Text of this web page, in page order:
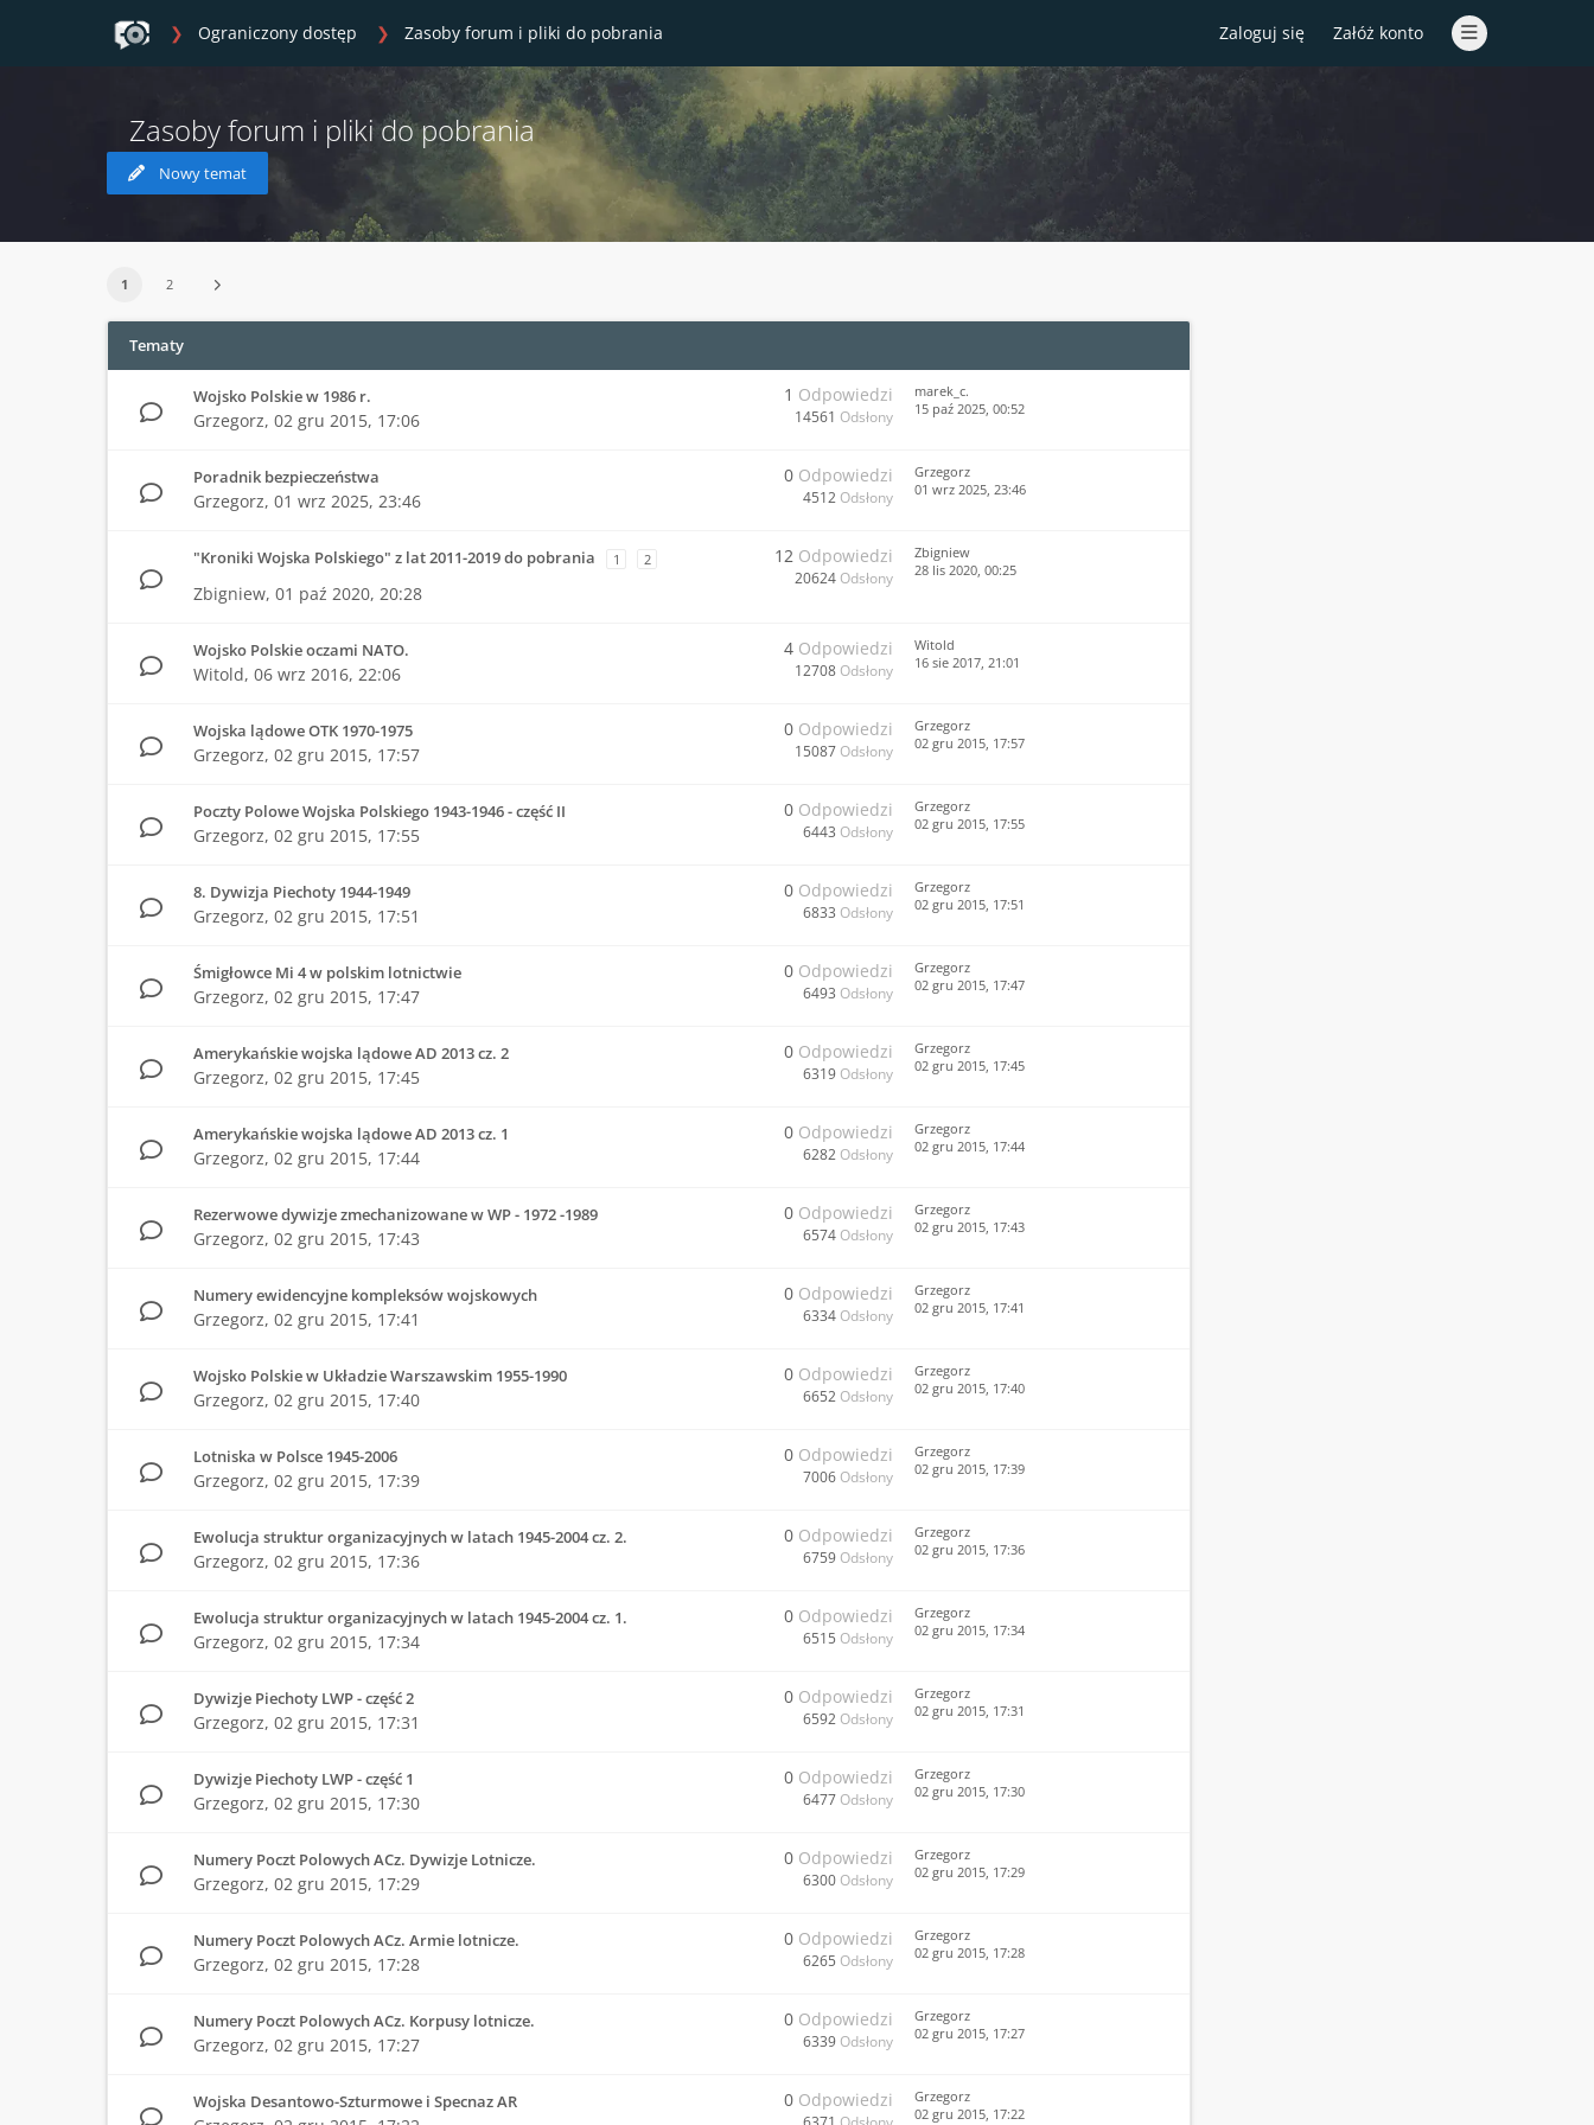
Zaloguj się Załóż konto
Ograniczony dostęp Zasoby forum i pliki do pobrania
Zasoby forum i pliki do pobrania
Nowy temat
1 2
Tematy
Wojsko Polskie w 1986 r.
Grzegorz, 02 gru 2015, 17:06
1 Odpowiedzi
14561 Odsłony
marek_c.
15 paź 2025, 00:52
Poradnik bezpieczeństwa
Grzegorz, 01 wrz 2025, 23:46
0 Odpowiedzi
4512 Odsłony
Grzegorz
01 wrz 2025, 23:46
"Kroniki Wojska Polskiego" z lat 2011-2019 do pobrania 1 2
Zbigniew, 01 paź 2020, 20:28
12 Odpowiedzi
20624 Odsłony
Zbigniew
28 lis 2020, 00:25
Wojsko Polskie oczami NATO.
Witold, 06 wrz 2016, 22:06
4 Odpowiedzi
12708 Odsłony
Witold
16 sie 2017, 21:01
Wojska lądowe OTK 1970-1975
Grzegorz, 02 gru 2015, 17:57
0 Odpowiedzi
15087 Odsłony
Grzegorz
02 gru 2015, 17:57
Poczty Polowe Wojska Polskiego 1943-1946 - część II
Grzegorz, 02 gru 2015, 17:55
0 Odpowiedzi
6443 Odsłony
Grzegorz
02 gru 2015, 17:55
8. Dywizja Piechoty 1944-1949
Grzegorz, 02 gru 2015, 17:51
0 Odpowiedzi
6833 Odsłony
Grzegorz
02 gru 2015, 17:51
Śmigłowce Mi 4 w polskim lotnictwie
Grzegorz, 02 gru 2015, 17:47
0 Odpowiedzi
6493 Odsłony
Grzegorz
02 gru 2015, 17:47
Amerykańskie wojska lądowe AD 2013 cz. 2
Grzegorz, 02 gru 2015, 17:45
0 Odpowiedzi
6319 Odsłony
Grzegorz
02 gru 2015, 17:45
Amerykańskie wojska lądowe AD 2013 cz. 1
Grzegorz, 02 gru 2015, 17:44
0 Odpowiedzi
6282 Odsłony
Grzegorz
02 gru 2015, 17:44
Rezerwowe dywizje zmechanizowane w WP - 1972 -1989
Grzegorz, 02 gru 2015, 17:43
0 Odpowiedzi
6574 Odsłony
Grzegorz
02 gru 2015, 17:43
Numery ewidencyjne kompleksów wojskowych
Grzegorz, 02 gru 2015, 17:41
0 Odpowiedzi
6334 Odsłony
Grzegorz
02 gru 2015, 17:41
Wojsko Polskie w Układzie Warszawskim 1955-1990
Grzegorz, 02 gru 2015, 17:40
0 Odpowiedzi
6652 Odsłony
Grzegorz
02 gru 2015, 17:40
Lotniska w Polsce 1945-2006
Grzegorz, 02 gru 2015, 17:39
0 Odpowiedzi
7006 Odsłony
Grzegorz
02 gru 2015, 17:39
Ewolucja struktur organizacyjnych w latach 1945-2004 cz. 2.
Grzegorz, 02 gru 2015, 17:36
0 Odpowiedzi
6759 Odsłony
Grzegorz
02 gru 2015, 17:36
Ewolucja struktur organizacyjnych w latach 1945-2004 cz. 1.
Grzegorz, 02 gru 2015, 17:34
0 Odpowiedzi
6515 Odsłony
Grzegorz
02 gru 2015, 17:34
Dywizje Piechoty LWP - część 2
Grzegorz, 02 gru 2015, 17:31
0 Odpowiedzi
6592 Odsłony
Grzegorz
02 gru 2015, 17:31
Dywizje Piechoty LWP - część 1
Grzegorz, 02 gru 2015, 17:30
0 Odpowiedzi
6477 Odsłony
Grzegorz
02 gru 2015, 17:30
Numery Poczt Polowych ACz. Dywizje Lotnicze.
Grzegorz, 02 gru 2015, 17:29
0 Odpowiedzi
6300 Odsłony
Grzegorz
02 gru 2015, 17:29
Numery Poczt Polowych ACz. Armie lotnicze.
Grzegorz, 02 gru 2015, 17:28
0 Odpowiedzi
6265 Odsłony
Grzegorz
02 gru 2015, 17:28
Numery Poczt Polowych ACz. Korpusy lotnicze.
Grzegorz, 02 gru 2015, 17:27
0 Odpowiedzi
6339 Odsłony
Grzegorz
02 gru 2015, 17:27
Wojska Desantowo-Szturmowe i Specnaz AR 0 Odpowiedzi
Grzegorz
02 gru 2015, 17:22